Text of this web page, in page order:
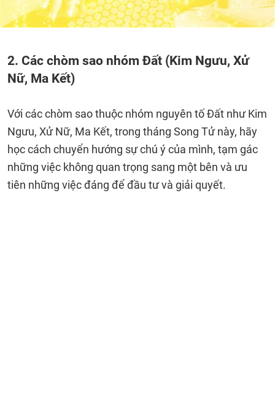
2. Các chòm sao nhóm Đất (Kim Ngưu, Xử
Nữ, Ma Kết)
Với các chòm sao thuộc nhóm nguyên tố Đất như Kim
Ngưu, Xử Nữ, Ma Kết, trong tháng Song Tử này, hãy
học cách chuyển hướng sự chú ý của mình, tạm gác
những việc không quan trọng sang một bên và ưu
tiên những việc đáng để đầu tư và giải quyết.